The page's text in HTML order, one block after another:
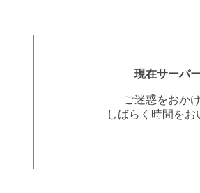
現在サーバ
ご迷惑をおか
しばらく時間を